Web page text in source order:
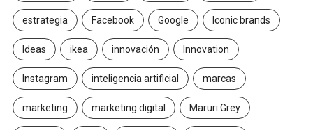
estrategia Facebook Google Iconic brands
Ideas ikea innovación Innovation
Instagram inteligencia artificial marcas
marketing marketing digital Maruri Grey